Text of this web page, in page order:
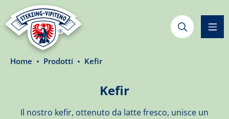
principale
Home Prodotti Kefir
Kefir
Il nostro kefir, ottenuto da latte fresco, unisce un